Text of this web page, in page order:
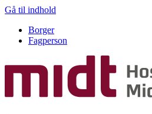
Gå til indhold
Borger
Fagperson